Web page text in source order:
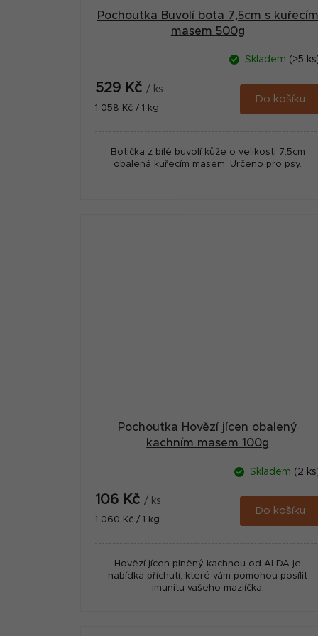
Pochoutka Buvolí bota 7,5cm s kuřecím
masem 500g
Skladem (>5
529 Kč / ks
Měrná
1 058 Kč / 1 kg
Do košíku
Botička z bílé buvolí kůže o velikosti 7,5cm
obalená kuřecím masem. Určeno pro psy.
Pochoutka Hovězí jícen obalený
kachním masem 100g
Skladem (2
106 Kč / ks
Měrná
1 060 Kč / 1 kg
Do košíku
Hovězí jícen plněný kachnou od ALDA je
nabídka příchutí, které vám pomohou posílit
imunitu vašeho mazlíčka.